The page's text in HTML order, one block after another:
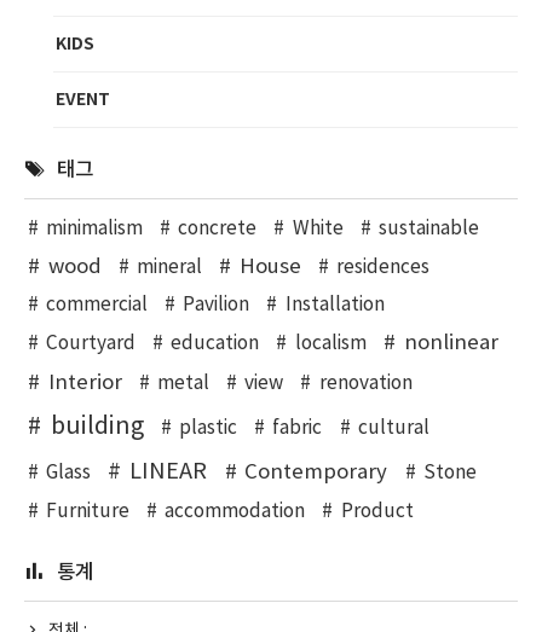
KIDS
EVENT
태그
minimalism concrete White sustainable
wood mineral House
residences
commercial
Pavilion
Installation
Courtyard
education localism
nonlinear
Interior
metal view renovation
building plastic fabric cultural
Glass LINEAR Contemporary
Stone
Furniture
accommodation Product
통계